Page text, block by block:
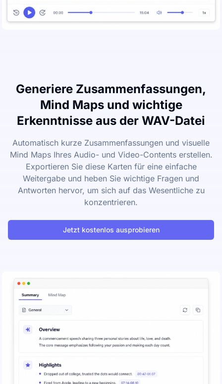
Generiere Zusammenfassungen,
Mind Maps und wichtige
Erkenntnisse aus der WAV-Datei
Automatisch kurze Zusammenfassungen und visuelle
Mind Maps Ihres Audio- und Video-Contents erstellen.
Exportieren Sie diese Karten für eine einfache
Weitergabe und heben Sie wichtige Fragen und
Antworten hervor, um sich auf das Wesentliche zu
konzentrieren.
Jetzt kostenlos ausprobieren